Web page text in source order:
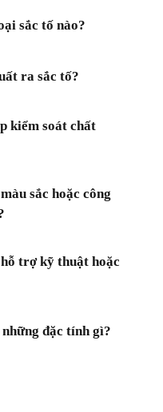
sắc tố nào?
ra sắc tố?
kiểm soát chất
sắc hoặc công
trợ kỹ thuật hoặc
đặc tính gì?